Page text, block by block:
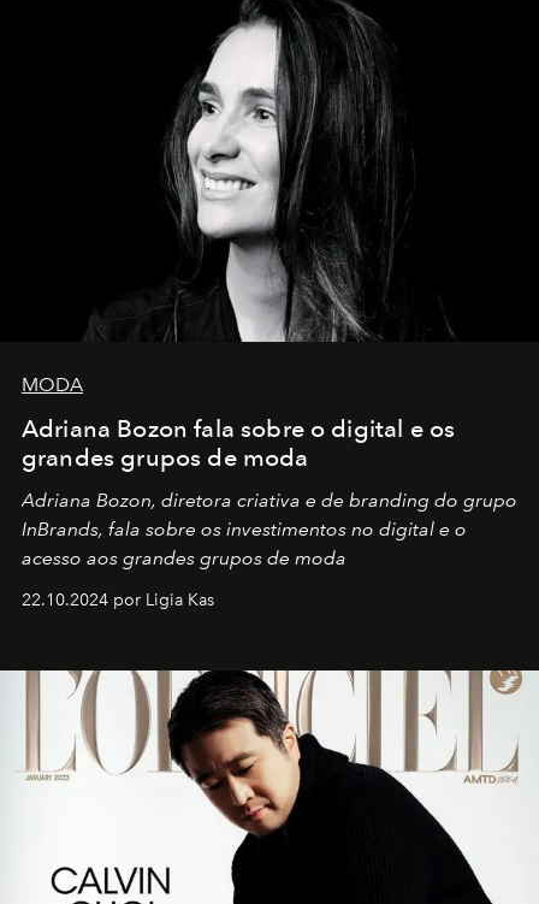
MODA
Adriana Bozon fala sobre o digital e os
grandes grupos de moda
Adriana Bozon, diretora criativa e de branding do grupo
InBrands, fala sobre os investimentos no digital e o
acesso aos grandes grupos de moda
22.10.2024 por Ligia Kas